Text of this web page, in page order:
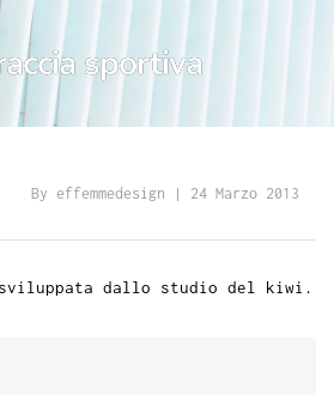
sportiva
By effemmedesign | 24 Marzo 2013
dallo studio del kiwi.